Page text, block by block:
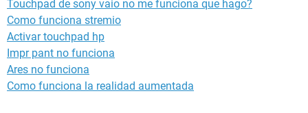
Touchpad de sony vaio no me funciona que hago?
Como funciona stremio
Activar touchpad hp
Impr pant no funciona
Ares no funciona
Como funciona la realidad aumentada